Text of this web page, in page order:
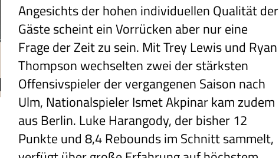
Angesichts der hohen individuellen Qualität der
Gäste scheint ein Vorrücken aber nur eine
Frage der Zeit zu sein. Mit Trey Lewis und Ryan
Thompson wechselten zwei der stärksten
Offensivspieler der vergangenen Saison nach
Ulm, Nationalspieler Ismet Akpinar kam zudem
aus Berlin. Luke Harangody, der bisher 12
Punkte und 8,4 Rebounds im Schnitt sammelt,